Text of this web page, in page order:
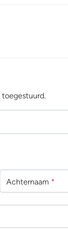
Achternaam *